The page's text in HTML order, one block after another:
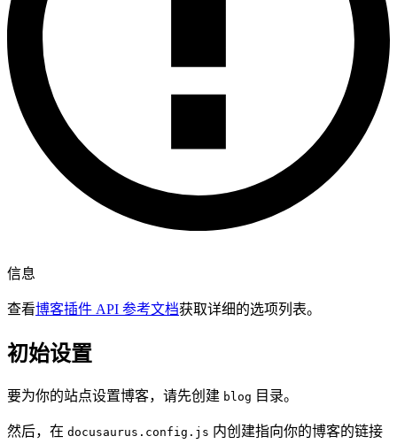
信息
查看博客插件 API 参考文档获取详细的选项列表。
初始设置
要为你的站点设置博客，请先创建 blog 目录。
然后，在 docusaurus.config.js 内创建指向你的博客的链接